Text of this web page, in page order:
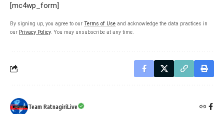
[mc4wp_form]
By signing up, you agree to our Terms of Use and acknowledge the data practices in
our Privacy Policy. You may unsubscribe at any time.
Team RatnagiriLive